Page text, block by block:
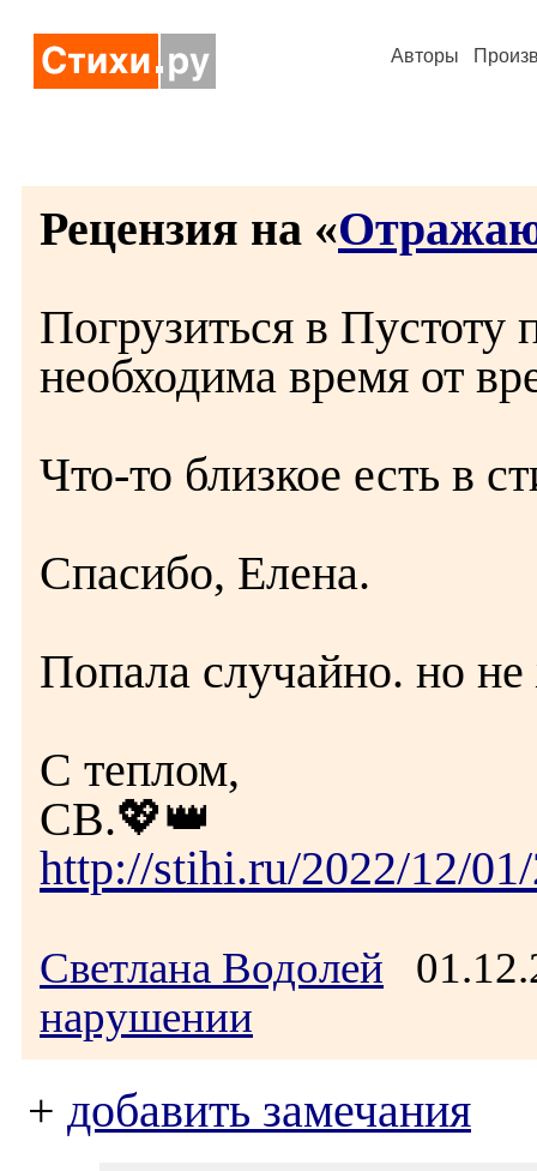
Авторы
Рецензия на «
Погрузиться в Пустоту
необходима время от
Что-то близкое есть в
Спасибо, Елена.
Попала случайно. но
С теплом,
СВ.💖👑
http://stihi.ru/2022/12/
Светлана Водолей
нарушении
+ добавить замечания